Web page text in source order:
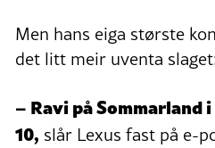
Men hans eiga største
det litt meir uventa
– Ravi på Sommarland
10, slår Lexus fast på e-